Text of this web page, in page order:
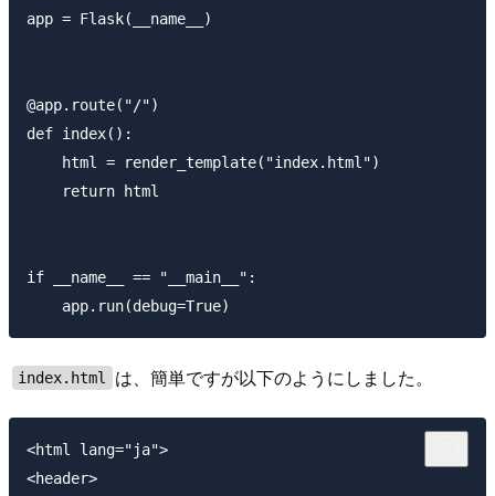
app = Flask(__name__)
@app.route("/")
def index():
    html = render_template("index.html")
    return html
if __name__ == "__main__":
index.html は、簡単ですが以下のようにしました。
<html lang="ja">
<header>